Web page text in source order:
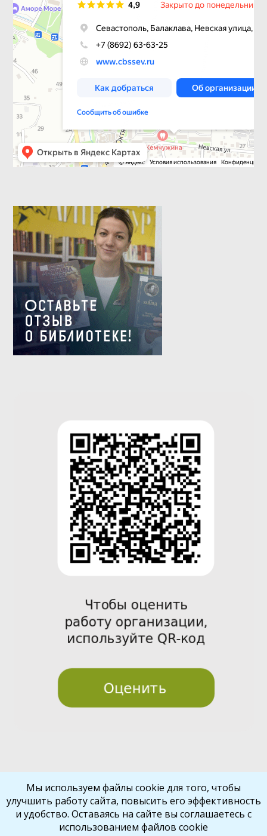
vio
t
Библиокрай© 2026
Мы используем файлы cookie для того, чтобы
улучшить работу сайта, повысить его эффективность
и удобство. Оставаясь на сайте вы соглашаетесь с
использованием файлов cookie